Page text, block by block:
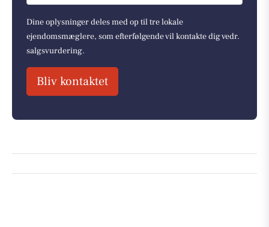
Dine oplysninger deles med op til tre lokale
ejendomsmæglere, som efterfølgende vil kontakte dig vedr.
salgsvurdering.
Bliv kontaktet